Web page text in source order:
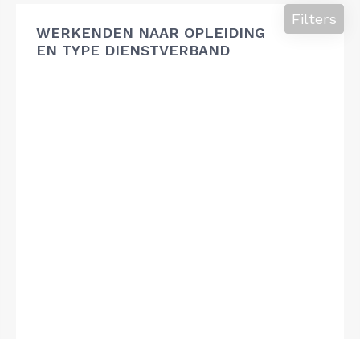
WERKENDEN NAAR OPLEIDING
EN TYPE DIENSTVERBAND
Filters